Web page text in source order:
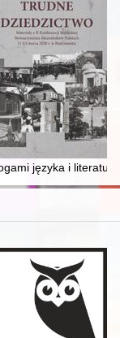
żydowsko-
języka i literatury